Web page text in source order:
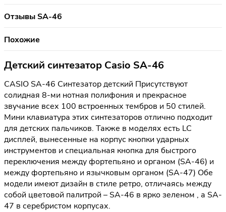
Отзывы SA-46
Похожие
Детский синтезатор Casio SA-46
CASIO SA-46 Синтезатор детский Присутствуют
солидная 8-ми нотная полифония и прекрасное
звучание всех 100 встроенных тембров и 50 стилей.
Мини клавиатура этих синтезаторов отлично подходит
для детских пальчиков. Также в моделях есть LC
дисплей, вынесенные на корпус кнопки ударных
инструментов и специальная кнопка для быстрого
переключения между фортепьяно и органом (SA-46) и
между фортепьяно и язычковым органом (SA-47) Обе
модели имеют дизайн в стиле ретро, отличаясь между
собой цветовой палитрой – SA-46 в ярко зеленом , а SA-
47 в серебристом корпусах.